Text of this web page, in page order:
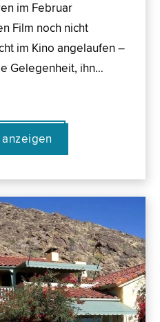
im Februar
Film noch nicht
im Kino angelaufen –
Gelegenheit, ihn…